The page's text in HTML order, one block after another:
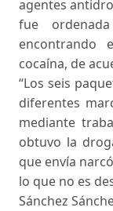
agentes
fue
cocaína, de
“Los seis
diferentes
mediante
obtuvo la
que envía
lo que no es
Sánchez